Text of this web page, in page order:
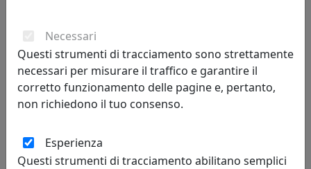
COLORE GIALLO MAYA
MemeDesign
548,00 €
Necessari
Questi strumenti di tracciamento sono strettamente
necessari per misurare il traffico e garantire il
corretto funzionamento delle pagine e, pertanto,
non richiedono il tuo consenso.
Esperienza
Questi strumenti di tracciamento abilitano semplici